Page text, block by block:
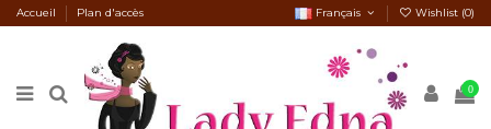
Accueil Plan d'accès Français Wishlist (0)
0